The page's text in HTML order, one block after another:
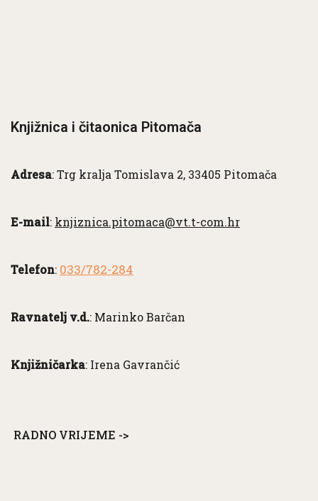
Knjižnica i čitaonica Pitomača
Adresa: Trg kralja Tomislava 2, 33405 Pitomača
E-mail: knjiznica.pitomaca@vt.t-com.hr
Telefon: 033/782-284
Ravnatelj v.d.: Marinko Barčan
Knjižničarka: Irena Gavrančić
RADNO VRIJEME ->